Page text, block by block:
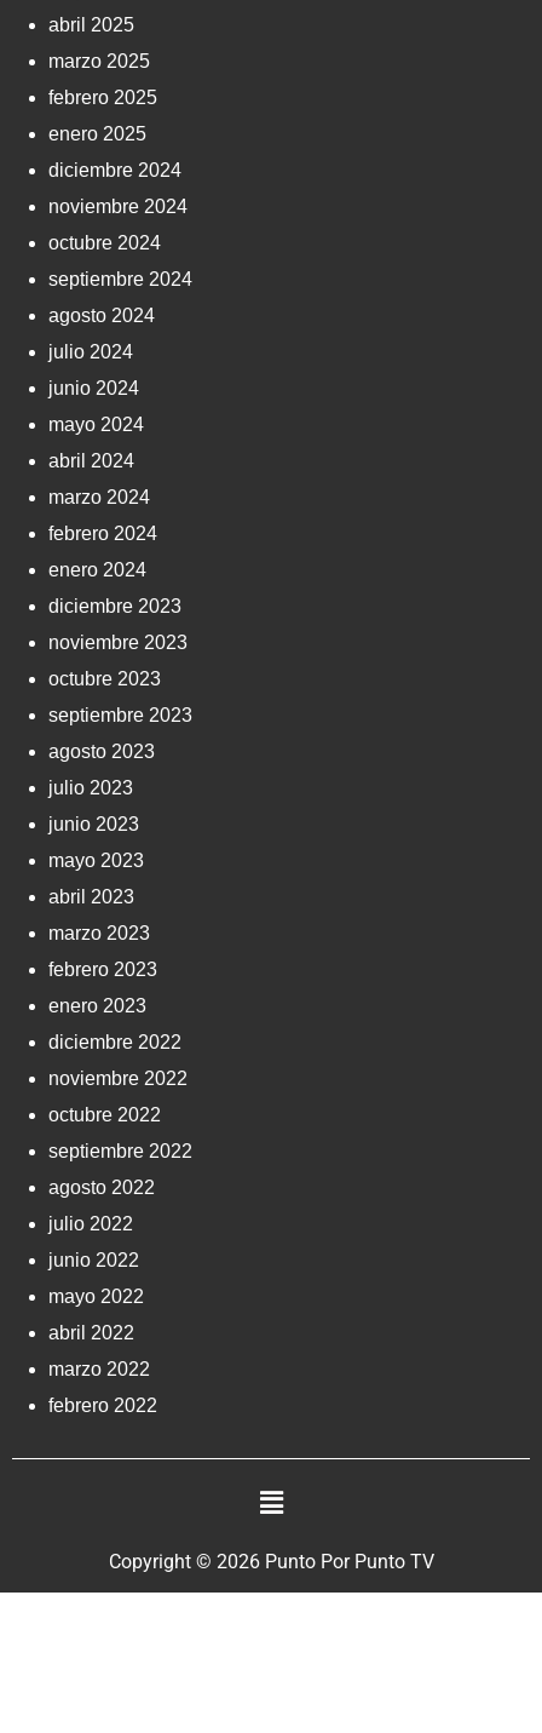
abril 2025
marzo 2025
febrero 2025
enero 2025
diciembre 2024
noviembre 2024
octubre 2024
septiembre 2024
agosto 2024
julio 2024
junio 2024
mayo 2024
abril 2024
marzo 2024
febrero 2024
enero 2024
diciembre 2023
noviembre 2023
octubre 2023
septiembre 2023
agosto 2023
julio 2023
junio 2023
mayo 2023
abril 2023
marzo 2023
febrero 2023
enero 2023
diciembre 2022
noviembre 2022
octubre 2022
septiembre 2022
agosto 2022
julio 2022
junio 2022
mayo 2022
abril 2022
marzo 2022
febrero 2022
Copyright © 2026 Punto Por Punto TV